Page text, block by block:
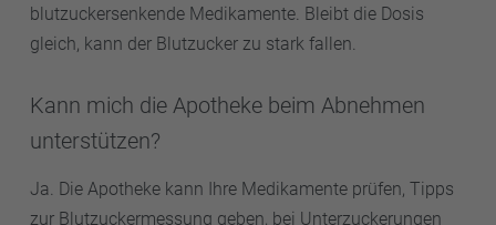
blutzuckersenkende Medikamente. Bleibt die Dosis
gleich, kann der Blutzucker zu stark fallen.
Kann mich die Apotheke beim Abnehmen
unterstützen?
Ja. Die Apotheke kann Ihre Medikamente prüfen, Tipps
zur Blutzuckermessung geben, bei Unterzuckerungen